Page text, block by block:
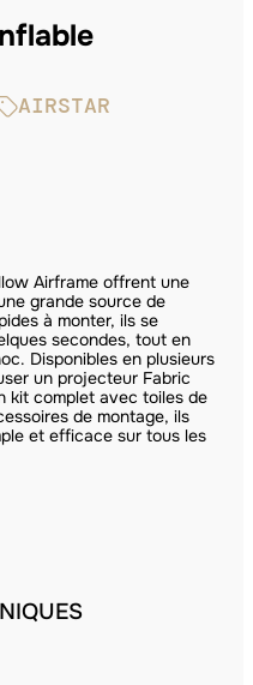
AIRSTAR
Airframe offrent une
grande source de
à monter, ils se
secondes, tout en
Disponibles en plusieurs
un projecteur Fabric
kit complet avec toiles de
de montage, ils
et efficace sur tous les